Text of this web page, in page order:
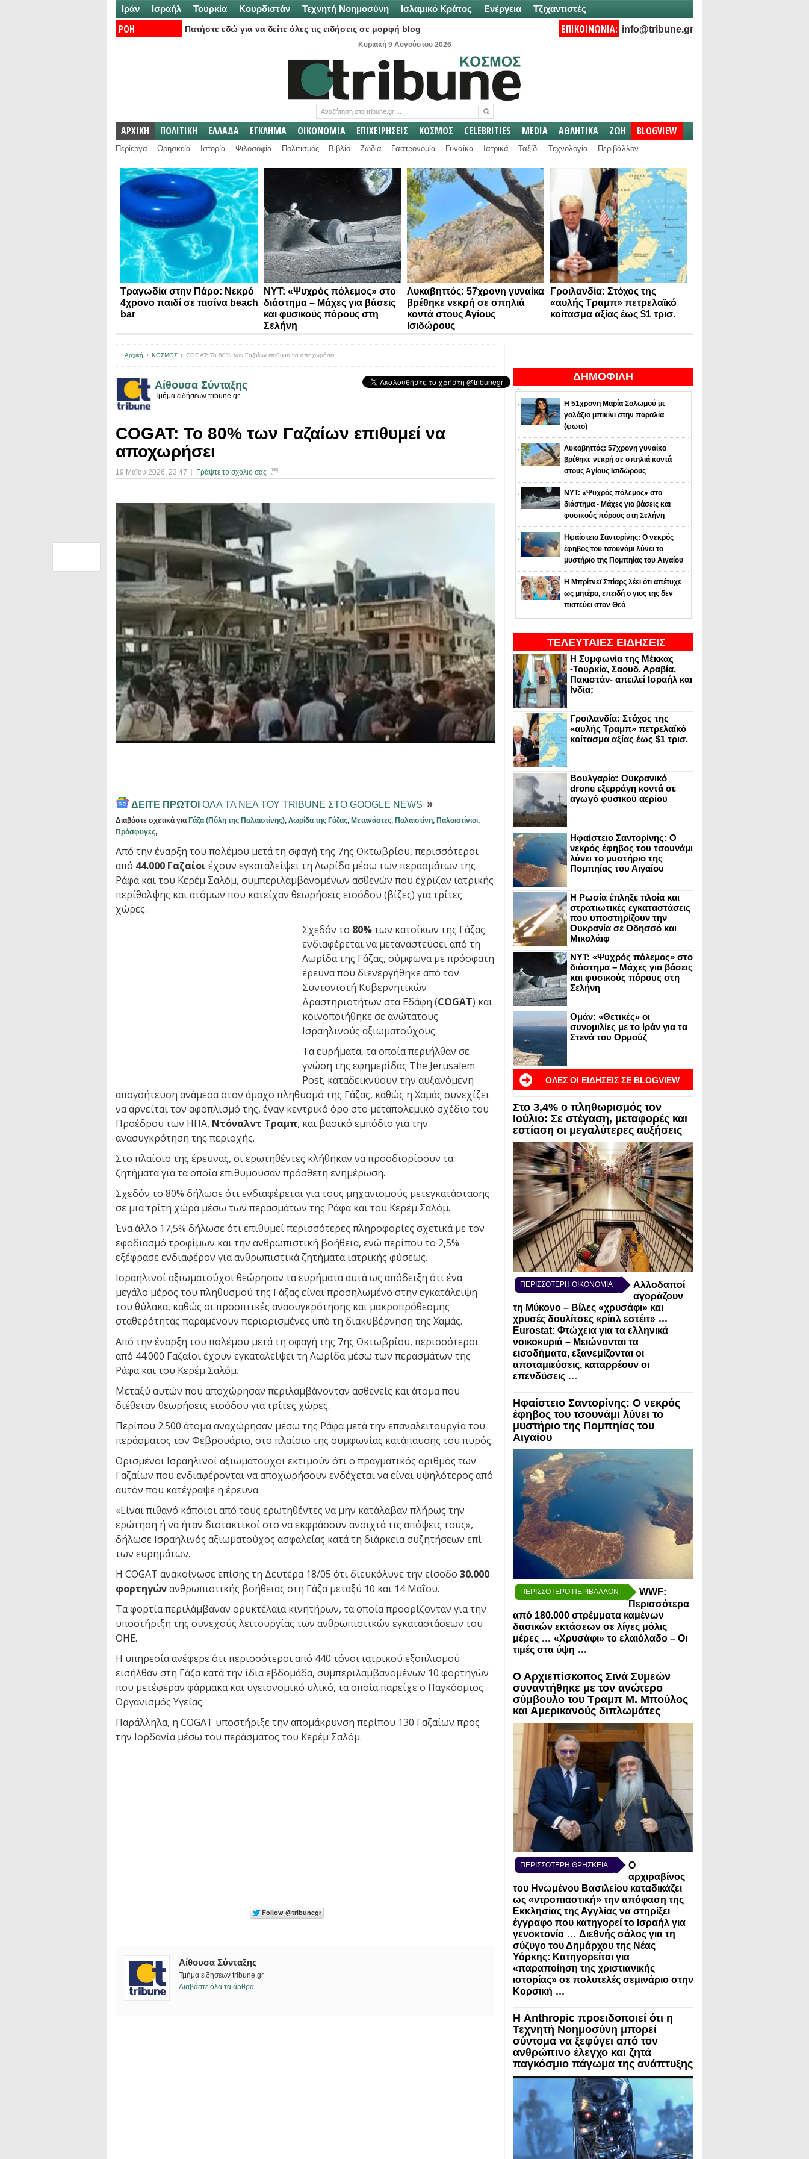
Ιράν Ισραήλ Τουρκία Κουρδιστάν Τεχνητή Νοημοσύνη Ισλαμικό Κράτος Ενέργεια Τζιχαντιστές
ΡΟΗ
Πατήστε εδώ για να δείτε όλες τις ειδήσεις σε μορφή blog ΕΠΙΚΟΙΝΩΝΙΑ: info@tribune.gr
Κυριακή 9 Αυγούστου 2026
ΑΡΧΙΚΗ ΠΟΛΙΤΙΚΗ ΕΛΛΑΔΑ ΕΓΚΛΗΜΑ ΟΙΚΟΝΟΜΙΑ ΕΠΙΧΕΙΡΗΣΕΙΣ ΚΟΣΜΟΣ CELEBRITIES MEDIA ΑΘΛΗΤΙΚΑ ΖΩΗ BLOGVIEW
Περίεργα Θρησκεία Ιστορία Φιλοσοφία Πολιτισμός Βιβλίο Ζώδια Γαστρονομία Γυναίκα Ιατρικά Ταξίδι Τεχνολογία Περιβάλλον
Τραγωδία στην Πάρο: Νεκρό
4χρονο παιδί σε πισίνα beach
bar
NYT: «Ψυχρός πόλεμος» στο
διάστημα – Μάχες για βάσεις
και φυσικούς πόρους στη
Σελήνη
Λυκαβηττός: 57χρονη γυναίκα
βρέθηκε νεκρή σε σπηλιά
κοντά στους Αγίους
Ισιδώρους
Γροιλανδία: Στόχος της
«αυλής Τραμπ» πετρελαϊκό
κοίτασμα αξίας έως $1 τρισ.
ΔΗΜΟΦΙΛΗ
Η 51χρονη Μαρία Σολωμού με
γαλάζιο μπικίνι στην παραλία
(φωτο)
Λυκαβηττός: 57χρονη γυναίκα
βρέθηκε νεκρή σε σπηλιά κοντά
στους Αγίους Ισιδώρους
NYT: «Ψυχρός πόλεμος» στο
διάστημα - Μάχες για βάσεις και
φυσικούς πόρους στη Σελήνη
Ηφαίστειο Σαντορίνης: Ο νεκρός
έφηβος του τσουνάμι λύνει το
μυστήριο της Πομπηίας του Αιγαίου
Η Μπρίτνεϊ Σπίαρς λέει ότι απέτυχε
ως μητέρα, επειδή ο γιος της δεν
πιστεύει στον Θεό
ΤΕΛΕΥΤΑΙΕΣ ΕΙΔΗΣΕΙΣ
Η Συμφωνία της Μέκκας
-Τουρκία, Σαουδ. Αραβία,
Πακιστάν- απειλεί Ισραήλ και
Ινδία;
Γροιλανδία: Στόχος της
«αυλής Τραμπ» πετρελαϊκό
κοίτασμα αξίας έως $1 τρισ.
Βουλγαρία: Ουκρανικό
drone εξερράγη κοντά σε
αγωγό φυσικού αερίου
Ηφαίστειο Σαντορίνης: Ο
νεκρός έφηβος του τσουνάμι
λύνει το μυστήριο της
Πομπηίας του Αιγαίου
Η Ρωσία έπληξε πλοία και
στρατιωτικές εγκαταστάσεις
που υποστηρίζουν την
Ουκρανία σε Οδησσό και
Μικολάιφ
NYT: «Ψυχρός πόλεμος» στο
διάστημα – Μάχες για βάσεις
και φυσικούς πόρους στη
Σελήνη
Ομάν: «Θετικές» οι
συνομιλίες με το Ιράν για τα
Στενά του Ορμούζ
ΟΛΕΣ ΟΙ ΕΙΔΗΣΕΙΣ ΣΕ BLOGVIEW
Στο 3,4% ο πληθωρισμός τον
Ιούλιο: Σε στέγαση, μεταφορές και
εστίαση οι μεγαλύτερες αυξήσεις
ΠΕΡΙΣΣΟΤΕΡΗ ΟΙΚΟΝΟΜΙΑ
Αλλοδαποί
αγοράζουν
τη Μύκονο – Βίλες «χρυσάφι» και
χρυσές δουλίτσες «ρίαλ εστέιτ» ...
Eurostat: Φτώχεια για τα ελληνικά
νοικοκυριά – Μειώνονται τα
εισοδήματα, εξανεμίζονται οι
αποταμιεύσεις, καταρρέουν οι
επενδύσεις ...
Ηφαίστειο Σαντορίνης: Ο νεκρός
έφηβος του τσουνάμι λύνει το
μυστήριο της Πομπηίας του
Αιγαίου
ΠΕΡΙΣΣΟΤΕΡΟ ΠΕΡΙΒΑΛΛΟΝ
WWF:
Περισσότερα
από 180.000 στρέμματα καμένων
δασικών εκτάσεων σε λίγες μόλις
μέρες ... «Χρυσάφι» το ελαιόλαδο – Οι
τιμές στα ύψη ...
Ο Αρχιεπίσκοπος Σινά Συμεών
συναντήθηκε με τον ανώτερο
σύμβουλο του Τραμπ Μ. Μπούλος
και Αμερικανούς διπλωμάτες
ΠΕΡΙΣΣΟΤΕΡΗ ΘΡΗΣΚΕΙΑ
Ο
αρχιραβίνος
του Ηνωμένου Βασιλείου καταδικάζει
ως «ντροπιαστική» την απόφαση της
Εκκλησίας της Αγγλίας να στηρίξει
έγγραφο που κατηγορεί το Ισραήλ για
γενοκτονία ... Διεθνής σάλος για τη
σύζυγο του Δημάρχου της Νέας
Υόρκης: Κατηγορείται για
«παραποίηση της χριστιανικής
ιστορίας» σε πολυτελές σεμινάριο στην
Κορσική ...
Η Anthropic προειδοποιεί ότι η
Τεχνητή Νοημοσύνη μπορεί
σύντομα να ξεφύγει από τον
ανθρώπινο έλεγχο και ζητά
παγκόσμιο πάγωμα της ανάπτυξης
Αρχική ΚΟΣΜΟΣ COGAT: Το 80% των Γαζαίων επιθυμεί να αποχωρήσει
Αίθουσα Σύνταξης
Τμήμα ειδήσεων tribune.gr
COGAT: Το 80% των Γαζαίων επιθυμεί να
αποχωρήσει
19 Μαΐου 2026, 23:47 Γράψτε το σχόλιο σας
ΔΕΙΤΕ ΠΡΩΤΟΙ ΟΛΑ ΤΑ ΝΕΑ ΤΟΥ TRIBUNE ΣΤΟ GOOGLE NEWS
Διαβάστε σχετικά για Γάζα (Πόλη της Παλαιστίνης), Λωρίδα της Γάζας, Μετανάστες, Παλαιστίνη, Παλαιστίνιοι,
Πρόσφυγες,
Από την έναρξη του πολέμου μετά τη σφαγή της 7ης Οκτωβρίου, περισσότεροι
από 44.000 Γαζαίοι έχουν εγκαταλείψει τη Λωρίδα μέσω των περασμάτων της
Ράφα και του Κερέμ Σαλόμ, συμπεριλαμβανομένων ασθενών που έχριζαν ιατρικής
περίθαλψης και ατόμων που κατείχαν θεωρήσεις εισόδου (βίζες) για τρίτες
χώρες.
Σχεδόν το 80%των κατοίκων της Γάζας
ενδιαφέρεται να μεταναστεύσει από τη
Λωρίδα της Γάζας, σύμφωνα με πρόσφατη
έρευνα που διενεργήθηκε από τον
Συντονιστή Κυβερνητικών
Δραστηριοτήτων στα Εδάφη (COGAT) και
κοινοποιήθηκε σε ανώτατους
Ισραηλινούς αξιωματούχους.
Τα ευρήματα, τα οποία περιήλθαν σε
γνώση της εφημερίδας The Jerusalem
Post, καταδεικνύουν την αυξανόμενη
απογοήτευση ανάμεσα στον άμαχο πληθυσμό της Γάζας, καθώς η Χαμάς συνεχίζει
να αρνείται τον αφοπλισμό της, έναν κεντρικό όρο στο μεταπολεμικό σχέδιο του
Προέδρου των ΗΠΑ, Ντόναλντ Τραμπ, και βασικό εμπόδιο για την
ανασυγκρότηση της περιοχής.
Στο πλαίσιο της έρευνας, οι ερωτηθέντες κλήθηκαν να προσδιορίσουν τα
ζητήματα για τα οποία επιθυμούσαν πρόσθετη ενημέρωση.
Σχεδόν το 80% δήλωσε ότι ενδιαφέρεται για τους μηχανισμούς μετεγκατάστασης
σε μια τρίτη χώρα μέσω των περασμάτων της Ράφα και του Κερέμ Σαλόμ.
Ένα άλλο 17,5% δήλωσε ότι επιθυμεί περισσότερες πληροφορίες σχετικά με τον
εφοδιασμό τροφίμων και την ανθρωπιστική βοήθεια, ενώ περίπου το 2,5%
εξέφρασε ενδιαφέρον για ανθρωπιστικά ζητήματα ιατρικής φύσεως.
Ισραηλινοί αξιωματούχοι θεώρησαν τα ευρήματα αυτά ως απόδειξη ότι ένα
μεγάλο μέρος του πληθυσμού της Γάζας είναι προσηλωμένο στην εγκατάλειψη
του θύλακα, καθώς οι προοπτικές ανασυγκρότησης και μακροπρόθεσμης
σταθερότητας παραμένουν περιορισμένες υπό τη διακυβέρνηση της Χαμάς.
Από την έναρξη του πολέμου μετά τη σφαγή της 7ης Οκτωβρίου, περισσότεροι
από 44.000 Γαζαίοι έχουν εγκαταλείψει τη Λωρίδα μέσω των περασμάτων της
Ράφα και του Κερέμ Σαλόμ.
Μεταξύ αυτών που αποχώρησαν περιλαμβάνονταν ασθενείς και άτομα που
διέθεταν θεωρήσεις εισόδου για τρίτες χώρες.
Περίπου 2.500 άτομα αναχώρησαν μέσω της Ράφα μετά την επαναλειτουργία του
περάσματος τον Φεβρουάριο, στο πλαίσιο της συμφωνίας κατάπαυσης του πυρός.
Ορισμένοι Ισραηλινοί αξιωματούχοι εκτιμούν ότι ο πραγματικός αριθμός των
Γαζαίων που ενδιαφέρονται να αποχωρήσουν ενδέχεται να είναι υψηλότερος από
αυτόν που κατέγραψε η έρευνα.
«Είναι πιθανό κάποιοι από τους ερωτηθέντες να μην κατάλαβαν πλήρως την
ερώτηση ή να ήταν διστακτικοί στο να εκφράσουν ανοιχτά τις απόψεις τους»,
δήλωσε Ισραηλινός αξιωματούχος ασφαλείας κατά τη διάρκεια συζητήσεων επί
των ευρημάτων.
Η COGAT ανακοίνωσε επίσης τη Δευτέρα 18/05 ότι διευκόλυνε την είσοδο 30.000
φορτηγώνανθρωπιστικής βοήθειας στη Γάζα μεταξύ 10 και 14 Μαΐου.
Τα φορτία περιλάμβαναν ορυκτέλαια κινητήρων, τα οποία προορίζονταν για την
υποστήριξη της συνεχούς λειτουργίας των ανθρωπιστικών εγκαταστάσεων του
ΟΗΕ.
Η υπηρεσία ανέφερε ότι περισσότεροι από 440 τόνοι ιατρικού εξοπλισμού
εισήλθαν στη Γάζα κατά την ίδια εβδομάδα, συμπεριλαμβανομένων 10 φορτηγών
που μετέφεραν φάρμακα και υγειονομικό υλικό, τα οποία παρείχε ο Παγκόσμιος
Οργανισμός Υγείας.
Παράλληλα, η COGAT υποστήριξε την απομάκρυνση περίπου 130 Γαζαίων προς
την Ιορδανία μέσω του περάσματος του Κερέμ Σαλόμ.
Αίθουσα Σύνταξης
Τμήμα ειδήσεων tribune.gr
Διαβάστε όλα τα άρθρα